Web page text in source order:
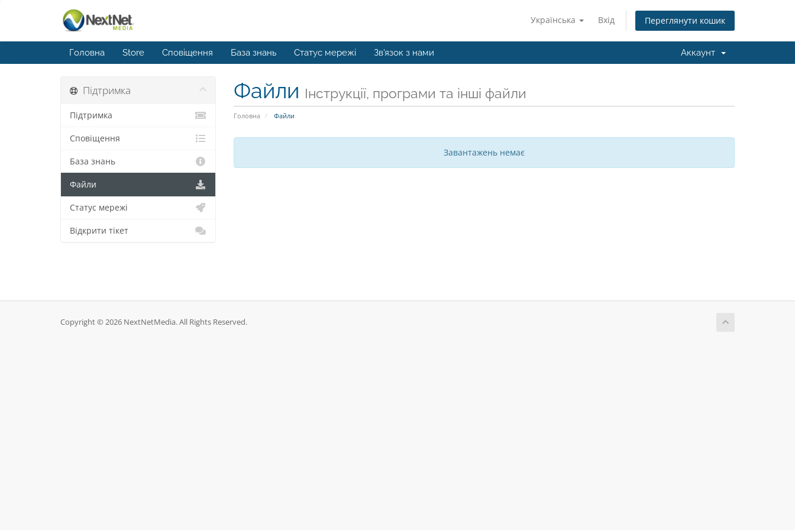
Українська Вхід Переглянути кошик
Головна Store Сповіщення База знань Статус мережі Зв'язок з нами Аккаунт
Файли Інструкції, програми та інші файли
Головна Файли
Завантажень немає
Підтримка
Підтримка
Сповіщення
База знань
Файли
Статус мережі
Відкрити тікет
Copyright © 2026 NextNetMedia. All Rights Reserved.